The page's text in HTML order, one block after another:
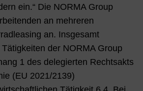
ein.“ Die NORMA Group
an mehreren
an. Insgesamt
Tätigkeiten der NORMA Group
1 des delegierten Rechtsakts
(EU 2021/2139)